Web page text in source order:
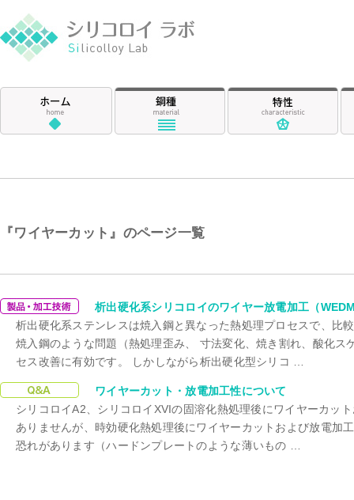
『ワイヤーカット』のページ一覧
ワイヤーカット
析出硬化系シリコロイのワイヤー放電加工（
析出硬化系ステンレスは焼入鋼と異なった熱処理プロセスで、比
焼入鋼のような問題（熱処理歪み、 寸法変化、焼き割れ、酸化ス
セス改善に有効です。 しかしながら析出硬化型シリコ …
ワイヤーカット
ワイヤーカット・放電加工性について
シリコロイA2、シリコロイXVIの固溶化熱処理後にワイヤーカッ
ありませんが、時効硬化熱処理後にワイヤーカットおよび放電加
恐れがあります（ハードンプレートのような薄いもの …